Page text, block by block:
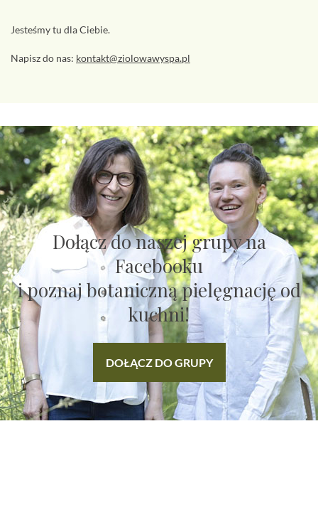
Jesteśmy tu dla Ciebie.
Napisz do nas: kontakt@ziolowawyspa.pl
Dołącz do naszej grupy na
Facebooku
i poznaj botaniczną pielęgnację od
kuchni!
DOŁĄCZ DO GRUPY